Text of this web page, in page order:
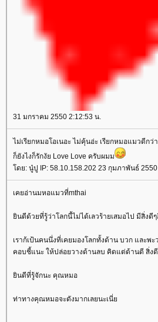
31 มกราคม 2550 2:12:53 น.
ไม่เรียกหมอโอเนอะ ไม่คุ้นอ่ะ เรียกหมอแมวดีก
ก็ยังไงก็รักงัย Love Love ครับผมม
ดย: นู๋ปู IP: 58.10.158.202 23 กุมภาพันธ์ 2550
เคยอ่านมหอแมวที่mthai
นดีด้วยที่รู้ว่าโลกนี้ไม่ได้เลวร้ายเสมอไป มีสิ่งดีๆ
เราก้เป้นคนนึ่งที่เคยมองโลกทั้งด้าน บวก และพ
คอบชี้แนะ ให้ปล่อยวางด้านลบ คิดแต่ด้านดี สิ่งดี
ินดีที่รู้จักนะ คุณหมอ
ท่าทางคุณหมอจะดังมากเลยนะเนี่